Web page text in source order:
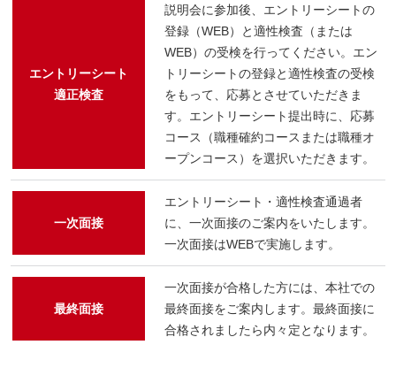
エントリーシート
適正検査
説明会に参加後、エントリーシートの
登録（WEB）と適性検査（または
WEB）の受検を行ってください。エン
トリーシートの登録と適性検査の受検
をもって、応募とさせていただきま
す。エントリーシート提出時に、応募
コース（職種確約コースまたは職種オ
ープンコース）を選択いただきます。
一次面接
エントリーシート・適性検査通過者
に、一次面接のご案内をいたします。
一次面接はWEBで実施します。
最終面接
一次面接が合格した方には、本社での
最終面接をご案内します。最終面接に
合格されましたら内々定となります。